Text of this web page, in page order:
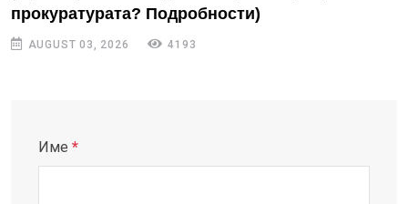
прокуратурата? Подробности)
AUGUST 03, 2026 4193
Име *